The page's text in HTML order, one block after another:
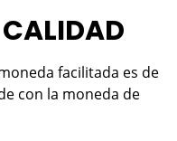
facilitada es de
con la moneda de